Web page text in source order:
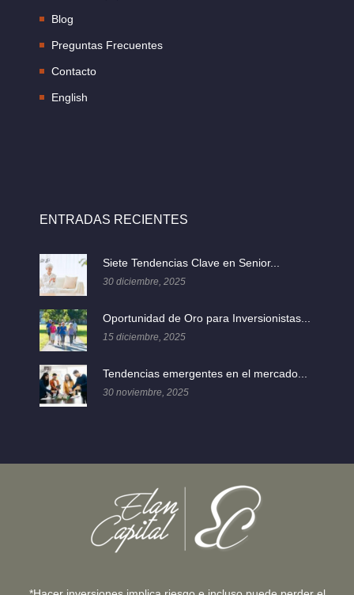
Blog
Preguntas Frecuentes
Contacto
English
ENTRADAS RECIENTES
Siete Tendencias Clave en Senior...
30 diciembre, 2025
Oportunidad de Oro para Inversionistas...
15 diciembre, 2025
Tendencias emergentes en el mercado...
30 noviembre, 2025